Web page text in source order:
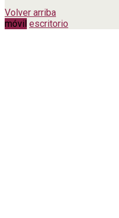
Volver arriba
móvil escritorio